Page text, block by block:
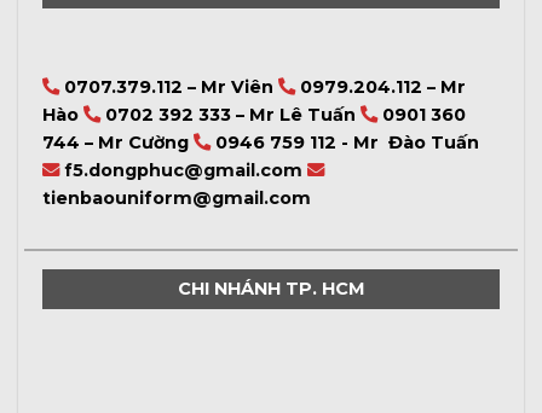
0707.379.112 – Mr Viên
0979.204.112 – Mr
Hào
0702 392 333 – Mr Lê Tuấn
0901 360
744 – Mr Cường
0946 759 112 - Mr Đào Tuấn
f5.dongphuc@gmail.com
tienbaouniform@gmail.com
CHI NHÁNH TP. HCM